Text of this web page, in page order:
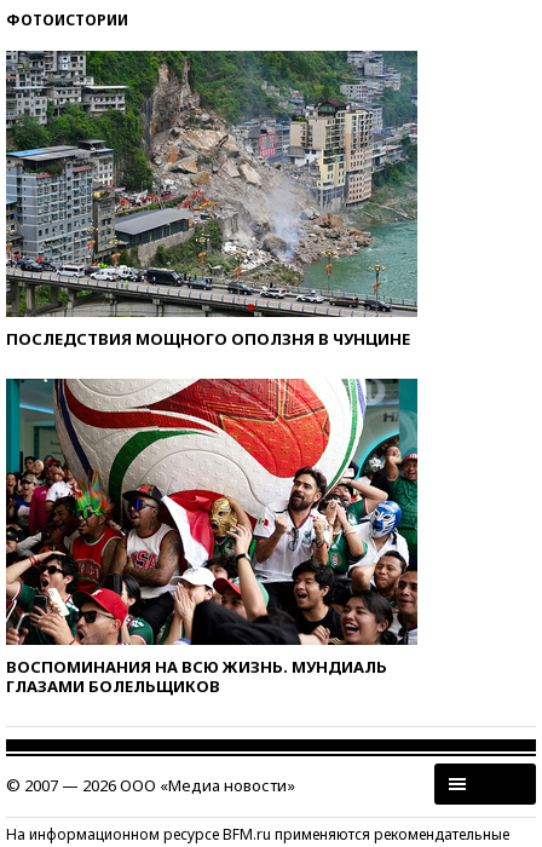
ФОТОИСТОРИИ
ПОСЛЕДСТВИЯ МОЩНОГО ОПОЛЗНЯ В ЧУНЦИНЕ
ВОСПОМИНАНИЯ НА ВСЮ ЖИЗНЬ. МУНДИАЛЬ
ГЛАЗАМИ БОЛЕЛЬЩИКОВ
© 2007 — 2026 ООО «Медиа новости»
На информационном ресурсе BFM.ru применяются рекомендательные